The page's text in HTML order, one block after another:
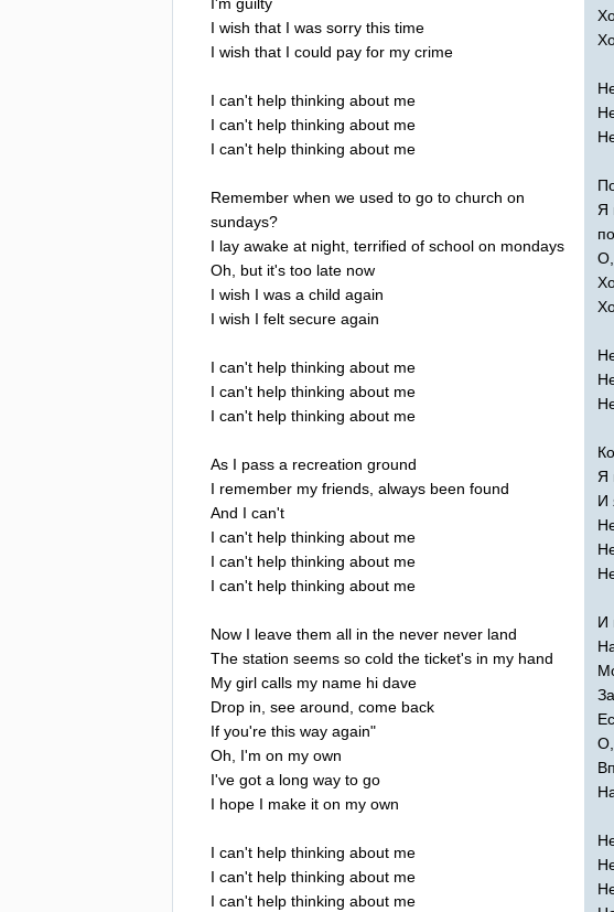
I wish that I was sorry this time
I wish that I could pay for my crime
I can't help thinking about me
I can't help thinking about me
I can't help thinking about me
Remember when we used to go to church on
sundays?
I lay awake at night terrified of school on mondays
Oh
but it's too late now
I wish I was a child again
I wish I felt secure again
I can't help thinking about me
I can't help thinking about me
I can't help thinking about me
As I pass a recreation ground
I remember my friends always been found
And I can't
I can't help thinking about me
I can't help thinking about me
I can't help thinking about me
Now I leave them all in the never never land
The station seems so cold the ticket's in my hand
My girl calls my name hi dave
Drop in see around come back
If you're this way again"
Oh
I'm on my own
I've got a long way to go
I hope I make it on my own
I can't help thinking about me
I can't help thinking about me
I can't help thinking about me
Я
О,
Я
И
И
О,